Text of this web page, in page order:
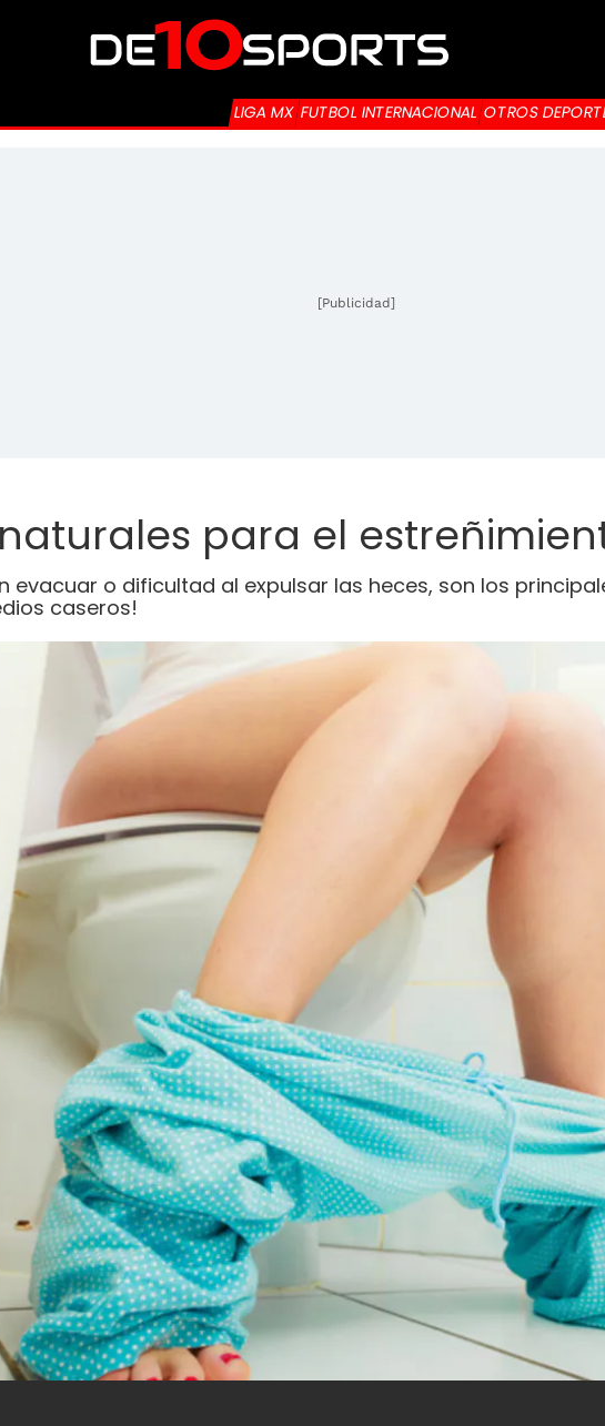
LIGA MX FUTBOL INTERNACIONAL OTROS
[Publicidad]
para el
evacuar o dificultad al expulsar las heces, son los
caseros!